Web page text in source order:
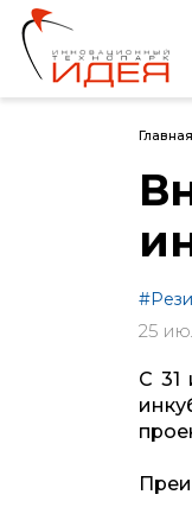
Главная
25
С 31